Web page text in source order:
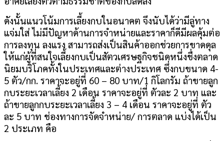
ดังนั้นแนวโน้มการเลี้ยงกบในอนาคต จึงนับได้ว่ามีลู่ทาง
แจ่มใส่ ไม่มีปัญหาด้านการจำหน่ายและราคาก็ดีมีผลคุ้มต่อ
การลงทุน ลงแรง สามารถส่งเป็นสินค้าออกช่วยการขาดดุล
ให้แก่ผู้ที่สนใจเลี้ยงกบเป็นสัตวเศรษฐกิจชนิดหนึ่งชื่งตลาด
นิยมบริโภคทั้งในประเทศและต่างประเทศ ซึ่งกบขนาด 4-
5 ตัว/กก. ราคาจะอยู่ที่ 60 – 80 บาท/1 กิโลกรัม ถ้าขายลูก
กบระยะเวลาเลี้ยง 2 เดือน ราคาจะอยู่ที่ ตัวละ 2 บาท และ
ถ้าขายลูกกบระยะเวลาเลี้ยง 3 – 4 เดือน ราคาจะอยู่ที่ ตัว
ละ 5 บาท ช่องทางการจัดจำหน่าย/ การตลาด แบ่งได้เป็น
2 ประเภท คือ